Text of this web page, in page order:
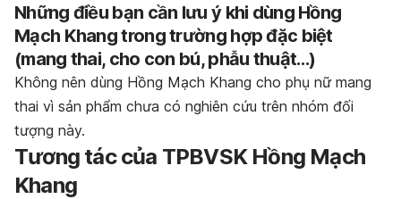
Những điều bạn cần lưu ý khi dùng Hồng
Mạch Khang trong trường hợp đặc biệt
(mang thai, cho con bú, phẫu thuật…)
Không nên dùng Hồng Mạch Khang cho phụ nữ mang
thai vì sản phẩm chưa có nghiên cứu trên nhóm đối
tượng này.
Tương tác của TPBVSK Hồng Mạch
Khang